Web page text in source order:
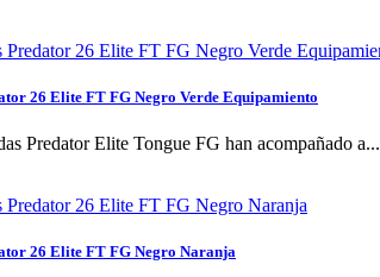
26 Elite FT FG Negro Verde Equipamiento
Predator Elite Tongue FG han acompañado a...
26 Elite FT FG Negro Naranja